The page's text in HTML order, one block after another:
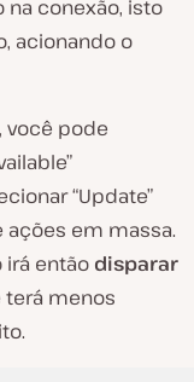
conexão, isto
acionando o
você pode
“Update”
ações em massa.
irá então disparar
terá menos